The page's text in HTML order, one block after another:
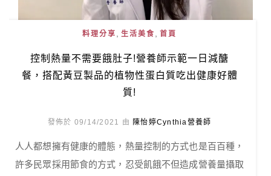
料理分享 生活美食 首頁
控制熱量不需要餓肚子!營養師示範一日減醣
餐，搭配黃豆製品的植物性蛋白質吃出健康好體
質!
發佈於 09/14/2021 由 陳怡婷Cynthia營養師
人人都想擁有健康的體態，熱量控制的方式也是百百種，
許多民眾採用節食的方式，忍受飢餓不但造成營養量攝取